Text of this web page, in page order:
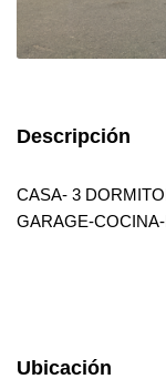
Descripción
CASA- 3
GARAGE-
Ubicación